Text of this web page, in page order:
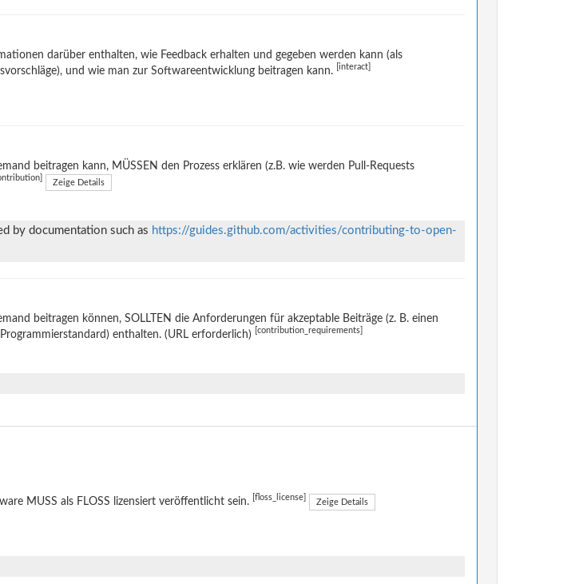
darüber enthalten, wie Feedback erhalten und gegeben werden kann (als
und wie man zur Softwareentwicklung beitragen kann.
[interact]
beitragen kann, MÜSSEN den Prozess erklären (z.B. wie werden Pull-Requests
Zeige Details
by documentation such as https://guides.github.com/activities/contributing-to-open-
beitragen können, SOLLTEN die Anforderungen für akzeptable Beiträge (z. B. einen
enthalten. (URL erforderlich)
[contribution_requirements]
MUSS als FLOSS lizensiert veröffentlicht sein. [floss_license] Zeige Details